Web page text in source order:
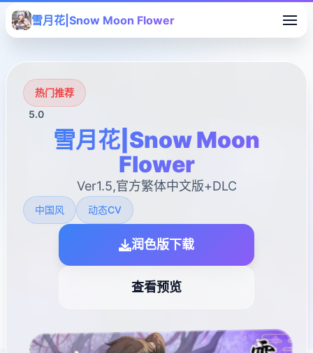
雪月花|Snow Moon Flower
热门推荐
5.0
雪月花|Snow Moon
Flower
Ver1.5,官方繁体中文版+DLC
中国风 动态CV
润色版下载
查看预览